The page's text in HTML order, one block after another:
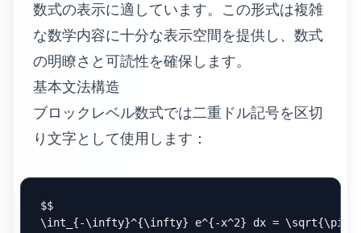
数式の表示に適しています。この形式は複雑
な数学内容に十分な表示空間を提供し、数式
の明瞭さと可読性を確保します。
基本文法構造
ブロックレベル数式では二重ドル記号を区切
り文字として使用します：
$$
\int_{-\infty}^{\infty} e^{-x^2} dx = \sqrt{\pi}